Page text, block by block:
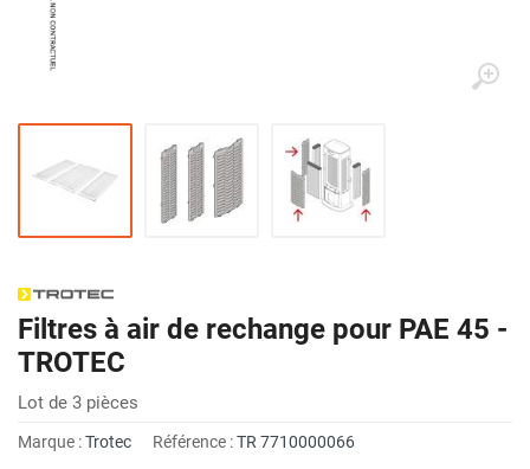
Filtres à air de rechange pour PAE 45 -
TROTEC
Lot de 3 pièces
Marque :Trotec Référence :TR 7710000066